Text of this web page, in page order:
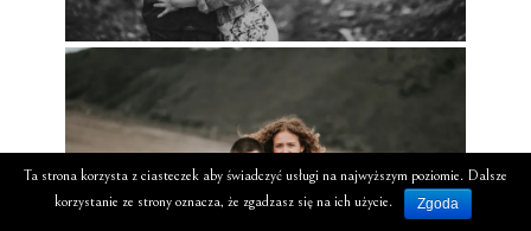
Ta strona korzysta z ciasteczek aby świadczyć usługi na najwyższym poziomie. Dalsze
korzystanie ze strony oznacza, że zgadzasz się na ich użycie.
Zgoda